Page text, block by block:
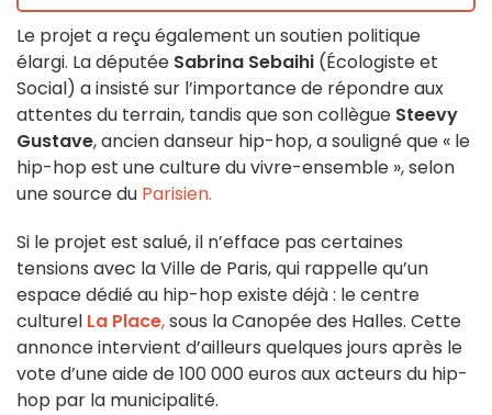
Le projet a reçu également un soutien politique
élargi. La députée Sabrina Sebaihi (Écologiste et
Social) a insisté sur l’importance de répondre aux
attentes du terrain, tandis que son collègue Steevy
Gustave, ancien danseur hip-hop, a souligné que « le
hip-hop est une culture du vivre-ensemble », selon
une source du Parisien.
Si le projet est salué, il n’efface pas certaines
tensions avec la Ville de Paris, qui rappelle qu’un
espace dédié au hip-hop existe déjà : le centre
culturel La Place,sous la Canopée des Halles. Cette
annonce intervient d’ailleurs quelques jours après le
vote d’une aide de 100 000 euros aux acteurs du hip-
hop par la municipalité.